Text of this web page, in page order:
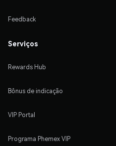
Feedback
Serviços
Rewards Hub
Bônus de indicação
VIP Portal
Programa Phemex VIP